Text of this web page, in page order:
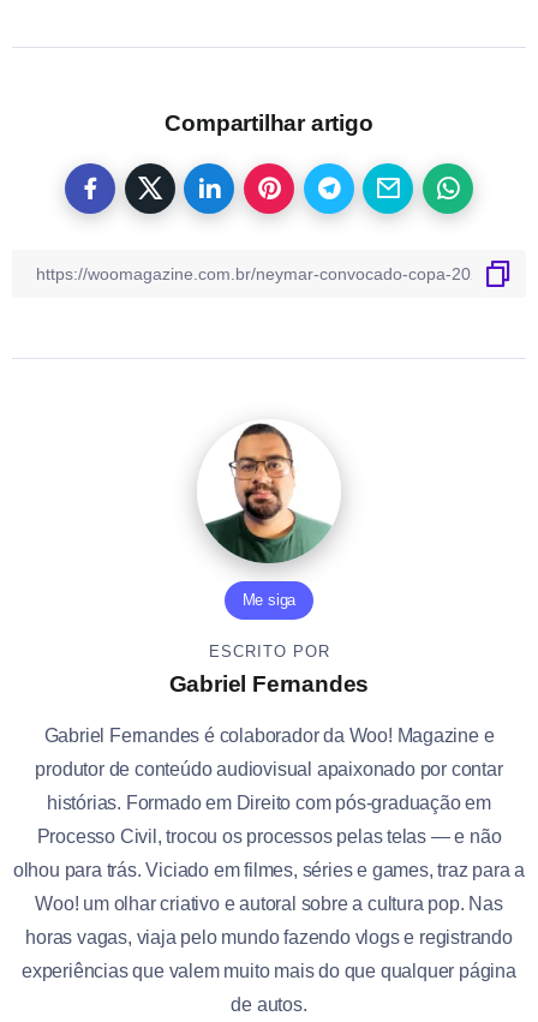
Compartilhar artigo
Me siga
ESCRITO POR
Gabriel Fernandes
Gabriel Fernandes é colaborador da Woo! Magazine e
produtor de conteúdo audiovisual apaixonado por contar
histórias. Formado em Direito com pós-graduação em
Processo Civil, trocou os processos pelas telas — e não
olhou para trás. Viciado em filmes, séries e games, traz para a
Woo! um olhar criativo e autoral sobre a cultura pop. Nas
horas vagas, viaja pelo mundo fazendo vlogs e registrando
experiências que valem muito mais do que qualquer página
de autos.